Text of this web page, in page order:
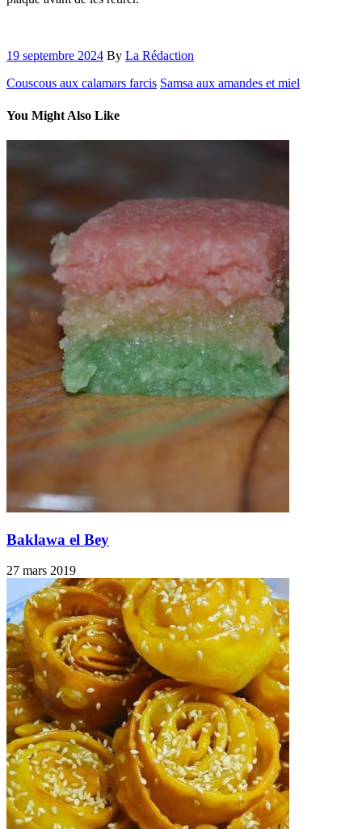
19 septembre 2024 By La Rédaction
Couscous aux calamars farcis Samsa aux amandes et miel
You Might Also Like
Baklawa el Bey
27 mars 2019